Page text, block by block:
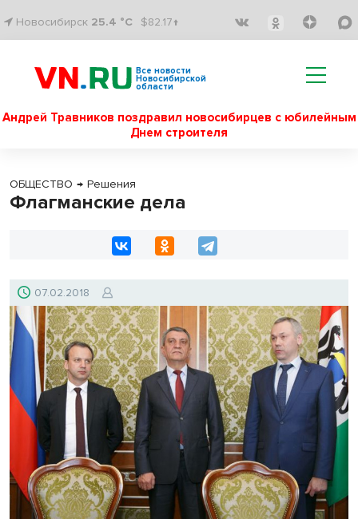
Новосибирск 25.4 °C $82.17↑
Все новости
Новосибирской
области
Андрей Травников поздравил новосибирцев с юбилейным
Днем строителя
ОБЩЕСТВО → Решения
Флагманские дела
07.02.2018